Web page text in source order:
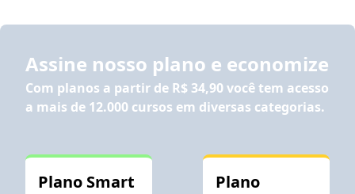
Assine nosso plano e economize
Com planos a partir de R$ 34,90você tem acesso
a mais de 12.000 cursos em diversas categorias.
Plano Smart
Plano